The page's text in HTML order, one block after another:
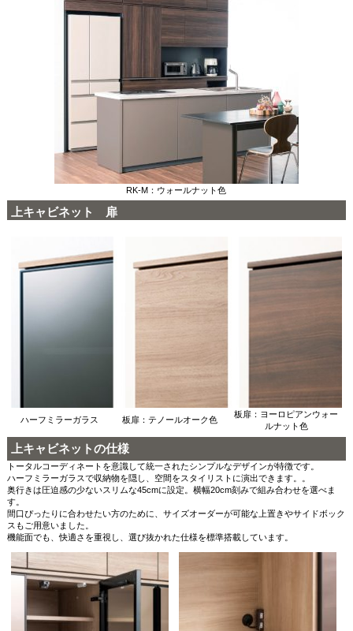
RK-M：ウォールナット色
上キャビネット 扉
ハーフミラーガラス 板扉：テノールオーク色
板扉：ヨーロピアンウォー
ルナット色
上キャビネットの仕様
トータルコーディネートを意識して統一されたシンプルなデザインが特徴です。
ハーフミラーガラスで収納物を隠し、空間をスタイリストに演出できます。。
奥行きは圧迫感の少ないスリムな45cmに設定。横幅20cm刻みで組み合わせを選べま
す。
間口ぴったりに合わせたい方のために、サイズオーダーが可能な上置きやサイドボック
スもご用意いました。
機能面でも、快適さを重視し、選び抜かれた仕様を標準搭載しています。